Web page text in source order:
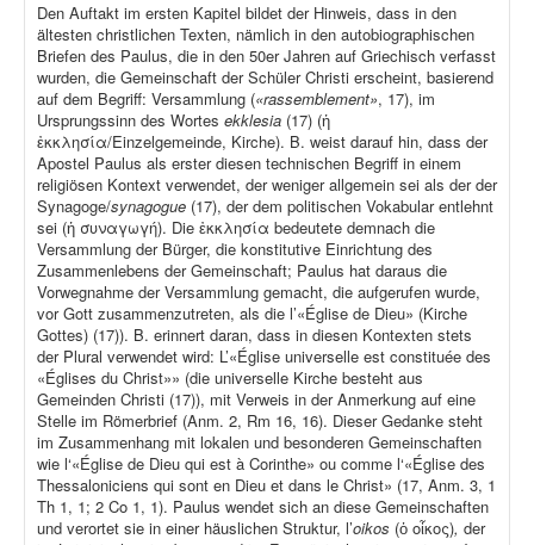
Den Auftakt im ersten Kapitel bildet der Hinweis, dass in den
ältesten christlichen Texten, nämlich in den autobiographischen
Briefen des Paulus, die in den 50er Jahren auf Griechisch verfasst
wurden, die Gemeinschaft der Schüler Christi erscheint, basierend
auf dem Begriff: Versammlung («rassemblement», 17), im
Ursprungssinn des Wortes ekklesia (17) (ἡ
ἐκκλησία/Einzelgemeinde, Kirche). B. weist darauf hin, dass der
Apostel Paulus als erster diesen technischen Begriff in einem
religiösen Kontext verwendet, der weniger allgemein sei als der der
Synagoge/synagogue (17), der dem politischen Vokabular entlehnt
sei (ἡ συναγωγή). Die ἐκκλησία bedeutete demnach die
Versammlung der Bürger, die konstitutive Einrichtung des
Zusammenlebens der Gemeinschaft; Paulus hat daraus die
Vorwegnahme der Versammlung gemacht, die aufgerufen wurde,
vor Gott zusammenzutreten, als die l’«Église de Dieu» (Kirche
Gottes) (17)). B. erinnert daran, dass in diesen Kontexten stets
der Plural verwendet wird: L’«Église universelle est constituée des
«Églises du Christ»» (die universelle Kirche besteht aus
Gemeinden Christi (17)), mit Verweis in der Anmerkung auf eine
Stelle im Römerbrief (Anm. 2, Rm 16, 16). Dieser Gedanke steht
im Zusammenhang mit lokalen und besonderen Gemeinschaften
wie l‘«Église de Dieu qui est à Corinthe» ou comme l‘«Église des
Thessaloniciens qui sont en Dieu et dans le Christ» (17, Anm. 3, 1
Th 1, 1; 2 Co 1, 1). Paulus wendet sich an diese Gemeinschaften
und verortet sie in einer häuslichen Struktur, l’oikos (ὁ οἶκος), der